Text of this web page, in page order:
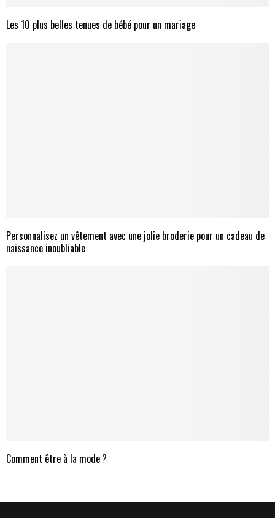
Les 10 plus belles tenues de bébé pour un mariage
Personnalisez un vêtement avec une jolie broderie pour un cadeau de
naissance inoubliable
Comment être à la mode ?